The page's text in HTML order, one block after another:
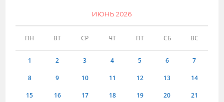
ИЮНЬ 2026
ПН ВТ СР ЧТ ПТ СБ ВС
1 2 3 4 5 6 7
8 9 10 11 12 13 14
15 16 17 18 19 20 21